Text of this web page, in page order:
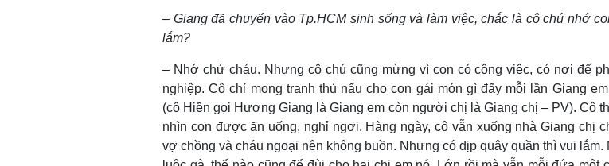
– Giang đã chuyển vào Tp.HCM sinh sống và làm việc, chắc là cô chú nhớ
lắm?
– Nhớ chứ cháu. Nhưng cô chú cũng mừng vì con có công việc, có nơi để
nghiệp. Cô chỉ mong tranh thủ nấu cho con gái món gì đấy mỗi lần Giang
(cô Hiền gọi Hương Giang là Giang em còn người chị là Giang chị – PV). Cô
nhìn con được ăn uống, nghỉ ngơi. Hàng ngày, cô vẫn xuống nhà Giang chị
vợ chồng và cháu ngoại nên không buồn. Nhưng có dịp quây quần thì vui lắm.